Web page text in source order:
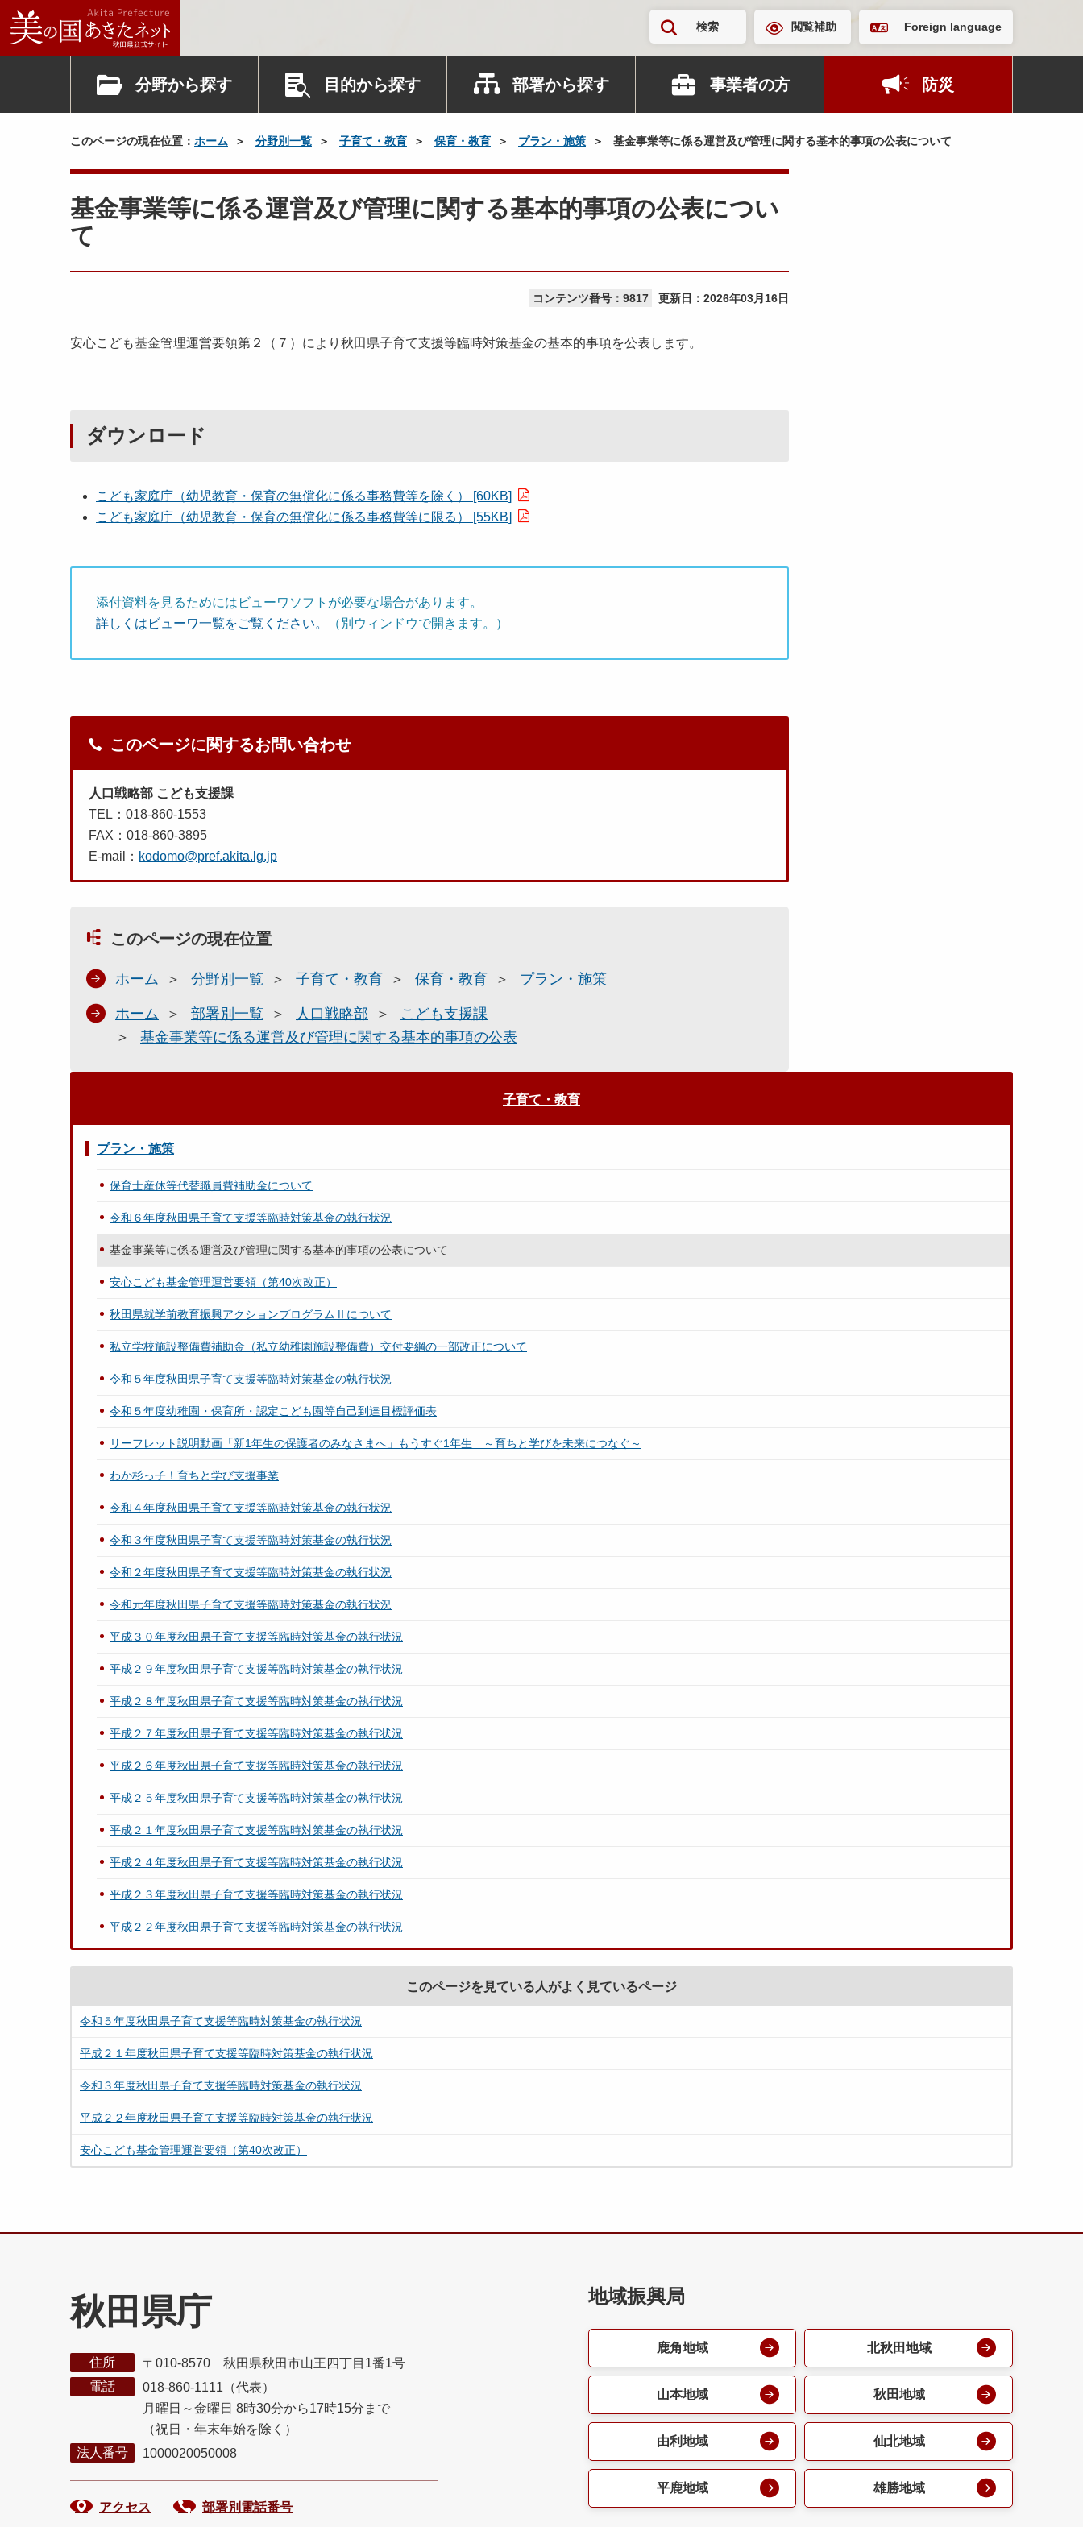
検索 閲覧補助 Foreign language
分野から探す 目的から探す 部署から探す 事業者の方 防災
このページの現在位置： ホーム 分野別一覧 子育て・教育 保育・教育 プラン・施策 基金事業等に係る運営及び管理に関する基本的事項の公表について
基金事業等に係る運営及び管理に関する基本的事項の公表につい
て
コンテンツ番号：9817 更新日： 2026年03月16日
安心こども基金管理運営要領第２（７）により秋田県子育て支援等臨時対策基金の基本的事項を公表します。
ダウンロード
こども家庭庁（幼児教育・保育の無償化に係る事務費等を除く） [60KB]
こども家庭庁（幼児教育・保育の無償化に係る事務費等に限る） [55KB]
添付資料を見るためにはビューワソフトが必要な場合があります。
詳しくはビューワ一覧をご覧ください。
（別ウィンドウで開きます。）
このページに関するお問い合わせ
人口戦略部 こども支援課
TEL：018-860-1553
FAX：018-860-3895
E-mail： kodomo@pref.akita.lg.jp
このページの現在位置
ホーム 分野別一覧 子育て・教育 保育・教育 プラン・施策
ホーム 部署別一覧 人口戦略部
こども支援課
基金事業等に係る運営及び管理に関する基本的事項の公表
子育て・教育
プラン・施策
保育士産休等代替職員費補助金について
令和６年度秋田県子育て支援等臨時対策基金の執行状況
基金事業等に係る運営及び管理に関する基本的事項の公表について
安心こども基金管理運営要領（第40次改正）
秋田県就学前教育振興アクションプログラムⅡについて
私立学校施設整備費補助金（私立幼稚園施設整備費）交付要綱の一部改正について
令和５年度秋田県子育て支援等臨時対策基金の執行状況
令和５年度幼稚園・保育所・認定こども園等自己到達目標評価表
リーフレット説明動画「新1年生の保護者のみなさまへ」もうすぐ1年生 ～育ちと学びを未来につなぐ～
わか杉っ子！育ちと学び支援事業
令和４年度秋田県子育て支援等臨時対策基金の執行状況
令和３年度秋田県子育て支援等臨時対策基金の執行状況
令和２年度秋田県子育て支援等臨時対策基金の執行状況
令和元年度秋田県子育て支援等臨時対策基金の執行状況
平成３０年度秋田県子育て支援等臨時対策基金の執行状況
平成２９年度秋田県子育て支援等臨時対策基金の執行状況
平成２８年度秋田県子育て支援等臨時対策基金の執行状況
平成２７年度秋田県子育て支援等臨時対策基金の執行状況
平成２６年度秋田県子育て支援等臨時対策基金の執行状況
平成２５年度秋田県子育て支援等臨時対策基金の執行状況
平成２１年度秋田県子育て支援等臨時対策基金の執行状況
平成２４年度秋田県子育て支援等臨時対策基金の執行状況
平成２３年度秋田県子育て支援等臨時対策基金の執行状況
平成２２年度秋田県子育て支援等臨時対策基金の執行状況
このページを見ている人がよく見ているページ
令和５年度秋田県子育て支援等臨時対策基金の執行状況
平成２１年度秋田県子育て支援等臨時対策基金の執行状況
令和３年度秋田県子育て支援等臨時対策基金の執行状況
平成２２年度秋田県子育て支援等臨時対策基金の執行状況
安心こども基金管理運営要領（第40次改正）
秋田県庁
住所
〒010-8570 秋田県秋田市山王四丁目1番1号
電話
018-860-1111（代表）
月曜日～金曜日 8時30分から17時15分まで
（祝日・年末年始を除く）
法人番号
1000020050008
アクセス 部署別電話番号
地域振興局
鹿角地域 北秋田地域
山本地域 秋田地域
由利地域 仙北地域
平鹿地域 雄勝地域